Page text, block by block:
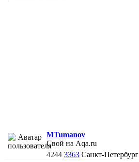
MTumanov
Свой на Aqa.ru
4244 3363 Санкт-Петербург